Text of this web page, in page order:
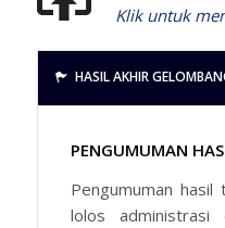
Klik untuk
HASIL AKHIR
PENGUMUMAN
Pengumuman
lolos administrasi